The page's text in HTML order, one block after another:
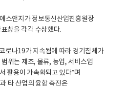
스앤지가 정보통신산업진흥원장
창을 각각 수상했다.
로나19가 지속됨에 따라 경기침체가
위는 제조, 물류, 농업, 서비스업
활용이 가속화되고 있다”며
타 산업의 융합 촉진은